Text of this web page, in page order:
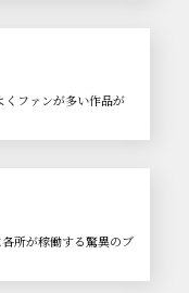
くファンが多い作品が
所が稼働する驚異のブ